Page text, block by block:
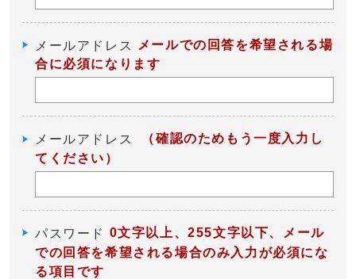
メールアドレス
メールでの回答を希望される場
合に必須になります
メールアドレス
（確認のためもう一度入力し
てください）
パスワード 0文字以上、255文字以下、メール
での回答を希望される場合のみ入力が必須にな
る項目です